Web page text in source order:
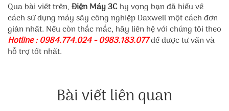
Qua bài viết trên,Điện Máy 3Chy vọng bạn đã hiểu về
cách sử dụng máy sấy công nghiệp Daxwell một cách đơn
giản nhất. Nếu còn thắc mắc, hãy liên hệ với chúng tôi theo
Hotline : 0984.774.024 - 0983.183.077để được tư vấn và
hỗ trợ tốt nhất.
Bài viết liên quan